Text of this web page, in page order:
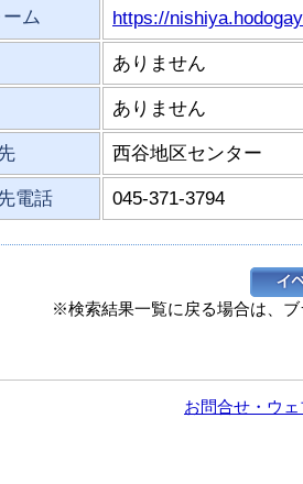
ム https://
ありません
ありません
西谷地区センター
電話 045-371-3794
※検索結果一覧に戻る場合は、
お問合せ・ウ